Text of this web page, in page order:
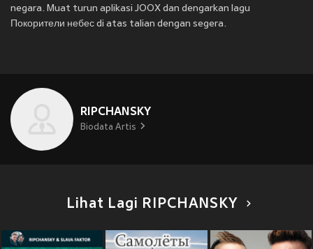
negara. Muat turun aplikasi JOOX dan dengarkan lagu
Покорители небес di atas talian dengan segera.
RIPCHANSKY
Biodata Artis
Lihat Lagi RIPCHANSKY